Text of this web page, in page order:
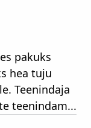
pakuks
hea tuju
Teenindaja
teenindam...